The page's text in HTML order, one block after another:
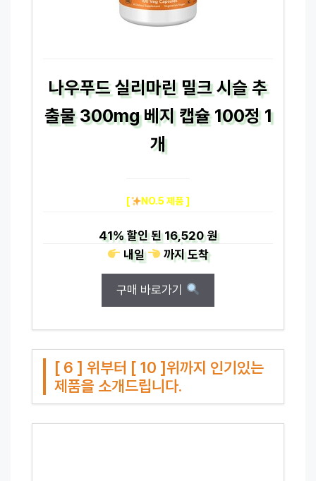
나우푸드 실리마린 밀크 시슬 추
출물 300mg 베지 캡슐 100정 1
개
[ NO.5 제품 ]
41%할인 된16,520 원
내일
까지도착
구매 바로가기
[ 6 ] 위부터 [ 10 ]위까지 인기있는
제품을 소개드립니다.